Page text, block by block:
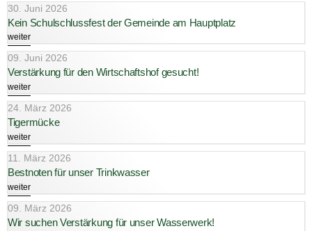
30. Juni 2026
Kein Schulschlussfest der Gemeinde am Hauptplatz
weiter
09. Juni 2026
Verstärkung für den Wirtschaftshof gesucht!
weiter
24. März 2026
Tigermücke
weiter
11. März 2026
Bestnoten für unser Trinkwasser
weiter
09. März 2026
Wir suchen Verstärkung für unser Wasserwerk!